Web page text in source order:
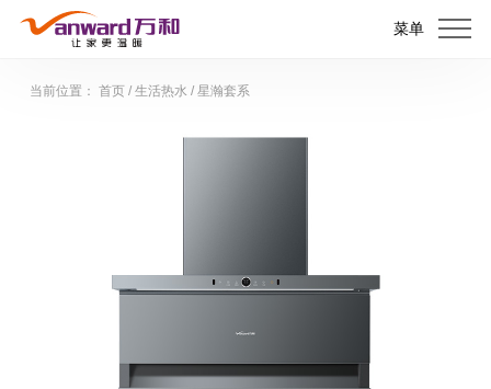
菜单
当前位置： 首页/ 生活热水 / 星瀚套系